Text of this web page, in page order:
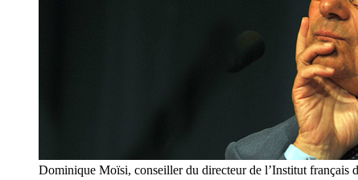
Dominique Moïsi, conseiller du directeur de l’Institut français